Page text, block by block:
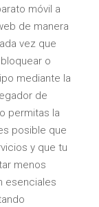
móvil a
de manera
vez que
o
mediante la
de
permitas la
posible que
y que tu
menos
esenciales